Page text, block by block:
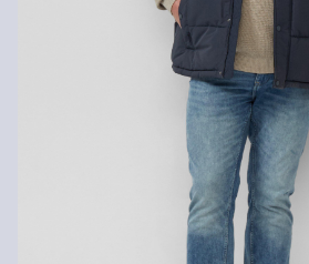
Ne pas repasser à chaud
Nettoyage à sec impossible
Séchage à charge thermique réduite